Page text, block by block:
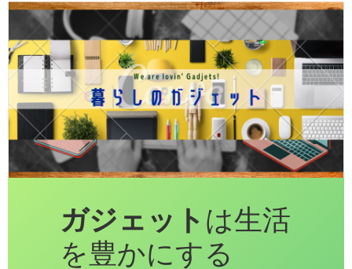
ガジェット は生活
を豊かにする